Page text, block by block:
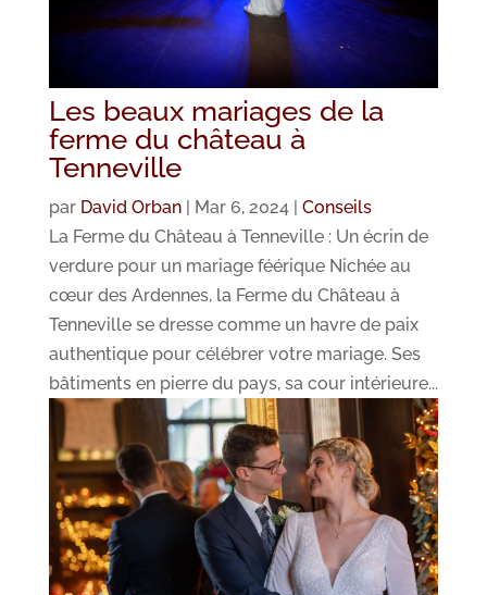
Les beaux mariages de la
ferme du château à
Tenneville
par David Orban| Mar 6, 2024| Conseils
La Ferme du Château à Tenneville : Un écrin de
verdure pour un mariage féérique Nichée au
cœur des Ardennes, la Ferme du Château à
Tenneville se dresse comme un havre de paix
authentique pour célébrer votre mariage. Ses
bâtiments en pierre du pays, sa cour intérieure...